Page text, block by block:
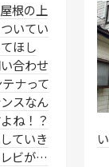
根の上
いてい
ほし
合わせ
ナって
スなん
ね！？
ていき
ビが…